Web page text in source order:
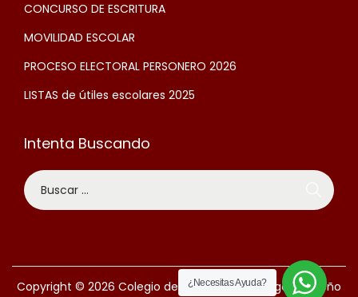
CONCURSO DE ESCRITURA
MOVILIDAD ESCOLAR
PROCESO ELECTORAL PERSONERO 2026
LISTAS de útiles escolares 2025
Intenta Buscando
Copyright © 2026 Colegio del Santo Ángel | BogotáDiseño
¿Necesitas Ayuda?